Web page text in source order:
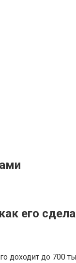
его
доходит до 700